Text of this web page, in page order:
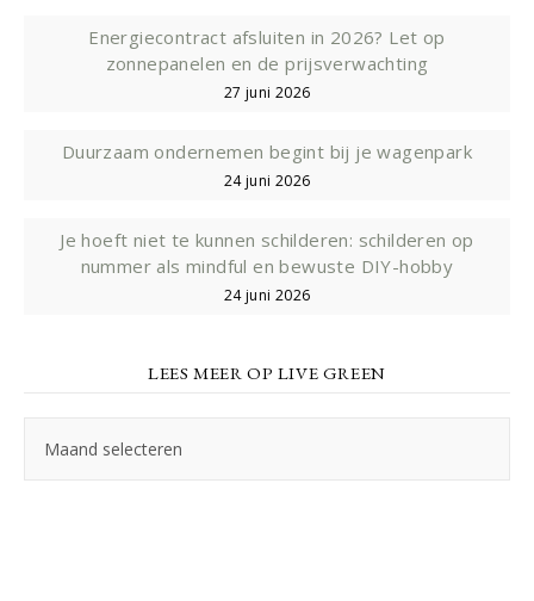
Energiecontract afsluiten in 2026? Let op
zonnepanelen en de prijsverwachting
27 juni 2026
Duurzaam ondernemen begint bij je wagenpark
24 juni 2026
Je hoeft niet te kunnen schilderen: schilderen op
nummer als mindful en bewuste DIY-hobby
24 juni 2026
LEES MEER OP LIVE GREEN
meer